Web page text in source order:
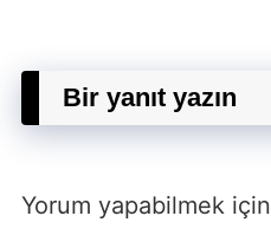
Bir yanıt yazın
Yorum yapabilmek için